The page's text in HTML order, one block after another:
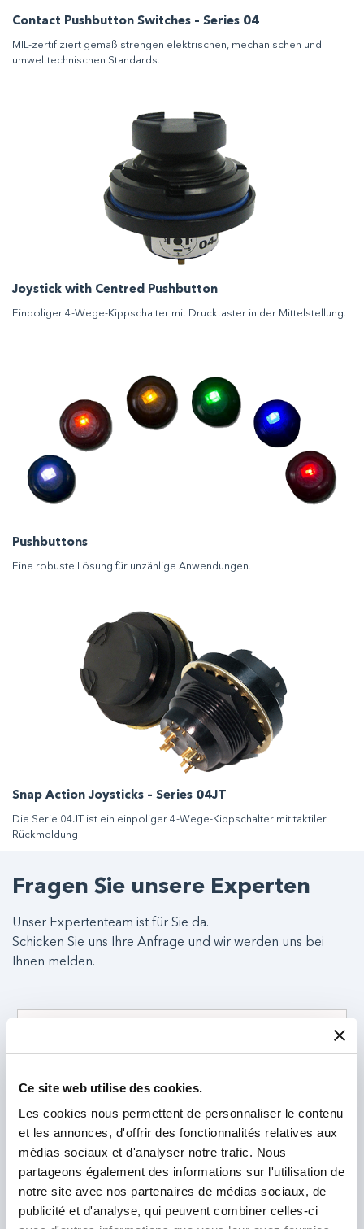
Ce site web utilise des cookies.
Les cookies nous permettent de personnaliser le contenu
et les annonces, d'offrir des fonctionnalités relatives aux
médias sociaux et d'analyser notre trafic. Nous
partageons également des informations sur l'utilisation de
notre site avec nos partenaires de médias sociaux, de
publicité et d'analyse, qui peuvent combiner celles-ci
Contact Pushbutton Switches – Series 04
MIL-zertifiziert gemäß strengen elektrischen, mechanischen und
umwelttechnischen Standards.
Joystick with Centred Pushbutton
Einpoliger 4-Wege-Kippschalter mit Drucktaster in der Mittelstellung.
Pushbuttons
Eine robuste Lösung für unzählige Anwendungen.
Snap Action Joysticks – Series 04JT
Die Serie 04JT ist ein einpoliger 4-Wege-Kippschalter mit taktiler
Rückmeldung
Fragen Sie unsere Experten
Unser Expertenteam ist für Sie da.
Schicken Sie uns Ihre Anfrage und wir werden uns bei
Ihnen melden.